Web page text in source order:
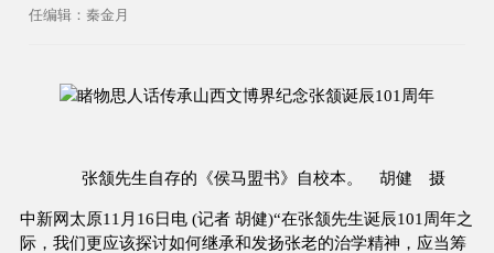
任编辑：秦金月
张颔先生自存的《侯马盟书》自校本。 胡健 摄
中新网太原11月16日电 (记者 胡健)“在张颔先生诞辰101周年之
际，我们更应该探讨如何继承和发扬张老的治学精神，应当筹